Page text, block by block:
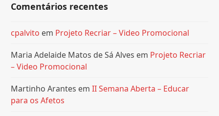
Comentários recentes
cpalvito em Projeto Recriar – Video Promocional
Maria Adelaide Matos de Sá Alves em Projeto Recriar
– Video Promocional
Martinho Arantes emII Semana Aberta – Educar
para os Afetos